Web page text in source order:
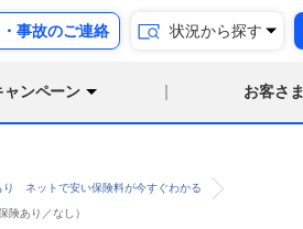
事故のご連絡 状況から探す
ャンペーン お客さ
り ネットで安い保険料が今すぐわかる
険あり／なし）